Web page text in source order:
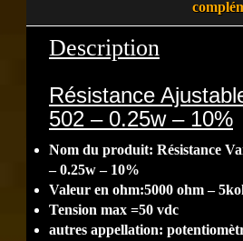
Description
Résistance
502 – 0.25w – 10%
Nom du produit: Résistance
– 0.25w – 10%
Valeur en ohm:5000 ohm –
Tension max =50 vdc
autres appellation: